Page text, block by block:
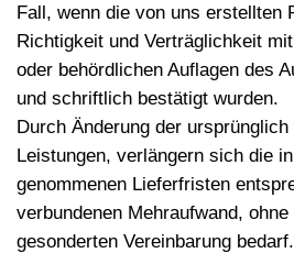
Fall, wenn die von uns erstellten
Richtigkeit und Verträglichkeit
oder behördlichen Auflagen des
und schriftlich bestätigt wurden.
Durch Änderung der
Leistungen, verlängern sich die
genommenen Lieferfristen
verbundenen Mehraufwand,
gesonderten Vereinbarung